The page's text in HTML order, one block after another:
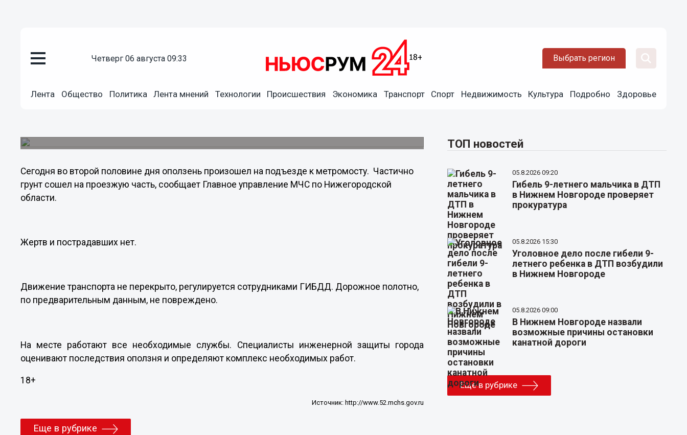
четверг 06 августа 09:33 Выбрать регион
Лента Общество Политика Лента мнений Технологии Происшествия Экономика Транспорт Спорт Недвижимость Культура Подробно Здоровье
В Нижнем Новгороде около метромоста произошел
Сегодня во второй половине дня оползень произошел на подъезде к метромосту. Частично
грунт сошел на проезжую часть, сообщает Главное управление МЧС по Нижегородской
области.
Жертв и пострадавших нет.
Движение транспорта не перекрыто, регулируется сотрудниками ГИБДД. Дорожное полотно,
по предварительным данным, не повреждено.
На месте работают все необходимые службы. Специалисты инженерной защиты города
оценивают последствия оползня и определяют комплекс необходимых работ.
18+
Источник: http://www.52.mchs.gov.ru
Еще в рубрике
ТОП новостей
05.8.2026 09:20
Гибель 9-летнего мальчика в ДТП
в Нижнем Новгороде проверяет
прокуратура
05.8.2026 15:30
Уголовное дело после гибели 9-
летнего ребенка в ДТП возбудили
в Нижнем Новгороде
05.8.2026 09:00
В Нижнем Новгороде назвали
возможные причины остановки
канатной дороги
Еще в рубрике